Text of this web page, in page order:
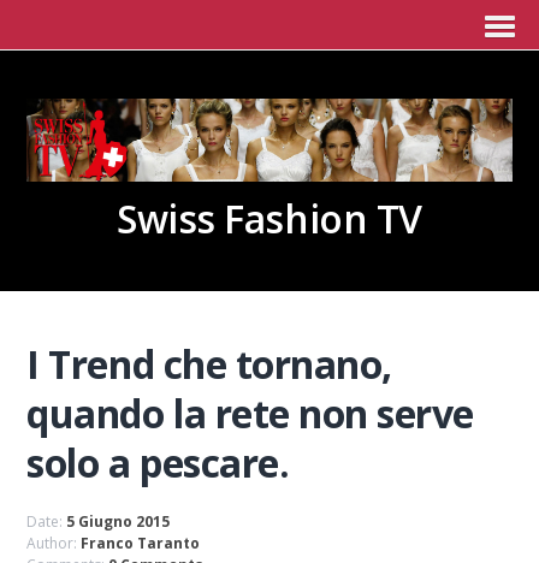
Swiss Fashion TV
I Trend che tornano,
quando la rete non serve
solo a pescare.
Date: 5 Giugno 2015
Author: Franco Taranto